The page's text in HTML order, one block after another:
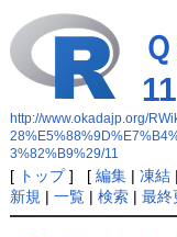
11
http://www.okadajp.org/
3%82%B9%29/11
[ トップ] [ 編集| 凍結|
新規 | 一覧| 検索| 最終